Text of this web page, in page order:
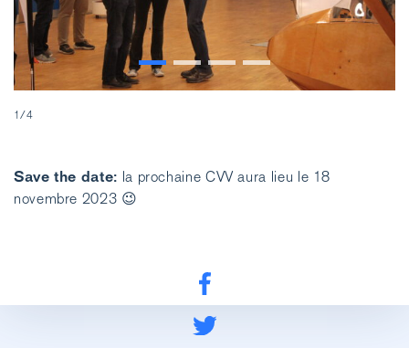
1/4
Save the date: la prochaine CVV aura lieu le 18
novembre 2023 😉